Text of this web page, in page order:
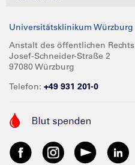
Universitätsklinikum Würzburg
Anstalt des öffentlichen Rechts
Josef-Schneider-Straße 2
97080 Würzburg
Telefon: +49 931 201-0